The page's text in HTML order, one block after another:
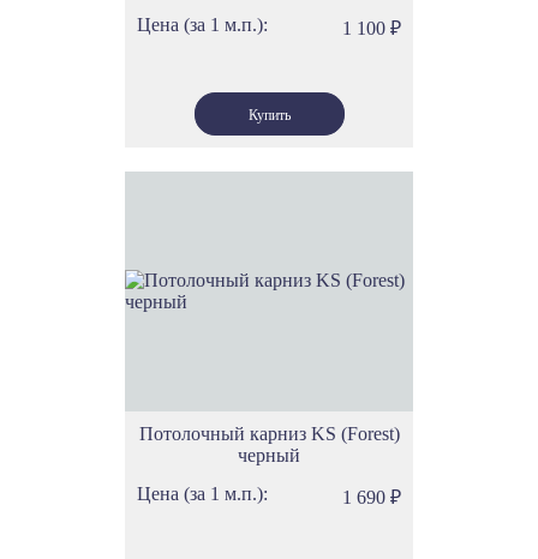
Цена (за 1 м.п.):
1 100 ₽
Потолочный карниз KS (Forest)
черный
Цена (за 1 м.п.):
1 690 ₽